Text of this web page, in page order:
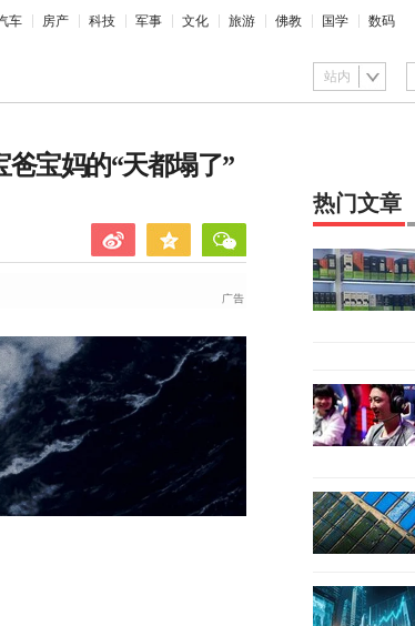
车 房产 科技 军事 文化 旅游 佛教 国学 数码
站内
宝妈的“天都塌了”
热门文章